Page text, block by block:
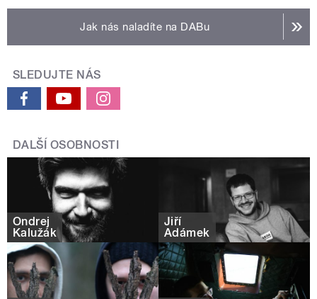
Jak nás naladíte na DABu
SLEDUJTE NÁS
DALŠÍ OSOBNOSTI
Ondrej
Kalužák
Jiří
Adámek